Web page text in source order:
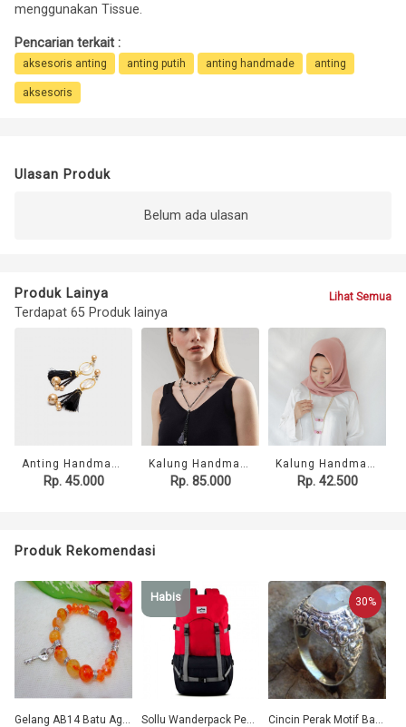
menggunakan Tissue.
Pencarian terkait :
aksesoris anting anting putih anting handmade anting
aksesoris
Ulasan Produk
Belum ada ulasan
Produk Lainya
Terdapat 65 Produk lainya
Lihat Semua
Rp. 45.000 Rp. 85.000 Rp. 42.500
Produk Rekomendasi
Habis 30%